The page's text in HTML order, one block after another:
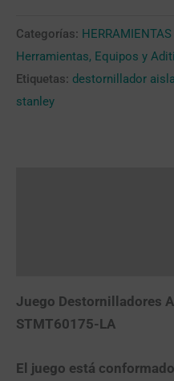
Categorías:
Herramientas, Equipos y
Etiquetas: destornillador
stanley
Juego Destornilladores
STMT60175-LA
El juego está